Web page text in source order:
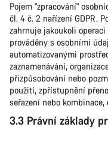
Pojem "zpracování"
čl. 4 č. 2 nařízení GDPR.
zahrnuje jakoukoli
prováděny s osobními
automatizovanými
zaznamenávání,
přizpůsobování nebo
použití, zpřístupnění
seřazení nebo
3.3 Právní základy